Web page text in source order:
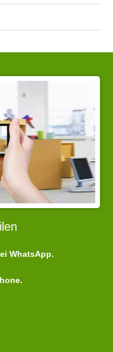
WhatsApp.